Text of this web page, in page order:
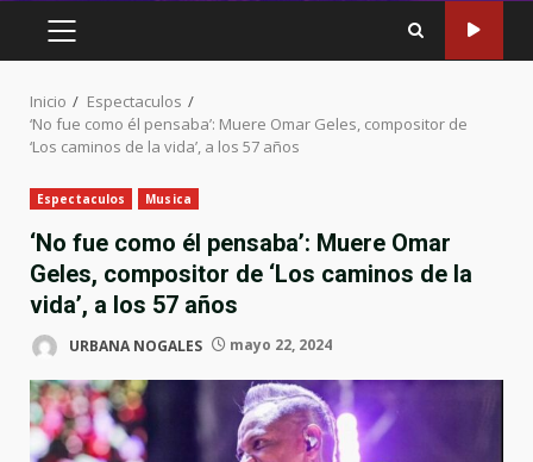
MENÚ
PRINCIPAL
Inicio
Espectaculos
‘No fue como él pensaba’: Muere Omar Geles, compositor de
‘Los caminos de la vida’, a los 57 años
Espectaculos Musica
‘No fue como él pensaba’: Muere Omar
Geles, compositor de ‘Los caminos de la
vida’, a los 57 años
URBANA NOGALES mayo 22, 2024